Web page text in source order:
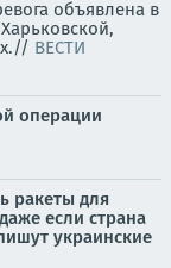
объявлена в
ВЕСТИ
операции
ракеты для
если страна
украинские